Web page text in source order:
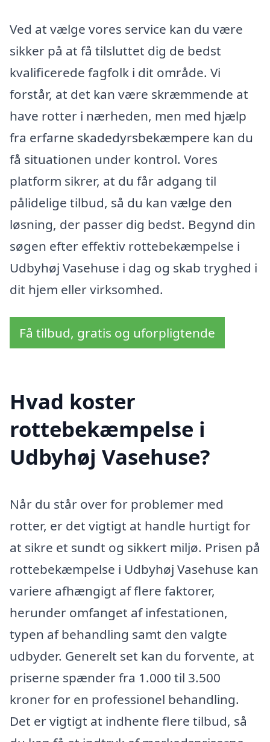
Ved at vælge vores service kan du være
sikker på at få tilsluttet dig de bedst
kvalificerede fagfolk i dit område. Vi
forstår, at det kan være skræmmende at
have rotter i nærheden, men med hjælp
fra erfarne skadedyrsbekæmpere kan du
få situationen under kontrol. Vores
platform sikrer, at du får adgang til
pålidelige tilbud, så du kan vælge den
løsning, der passer dig bedst. Begynd din
søgen efter effektiv rottebekæmpelse i
Udbyhøj Vasehuse i dag og skab tryghed i
dit hjem eller virksomhed.
Få tilbud, gratis og uforpligtende
Hvad koster
rottebekæmpelse i
Udbyhøj Vasehuse?
Når du står over for problemer med
rotter, er det vigtigt at handle hurtigt for
at sikre et sundt og sikkert miljø. Prisen på
rottebekæmpelse i Udbyhøj Vasehuse kan
variere afhængigt af flere faktorer,
herunder omfanget af infestationen,
typen af behandling samt den valgte
udbyder. Generelt set kan du forvente, at
priserne spænder fra 1.000 til 3.500
kroner for en professionel behandling.
Det er vigtigt at indhente flere tilbud, så